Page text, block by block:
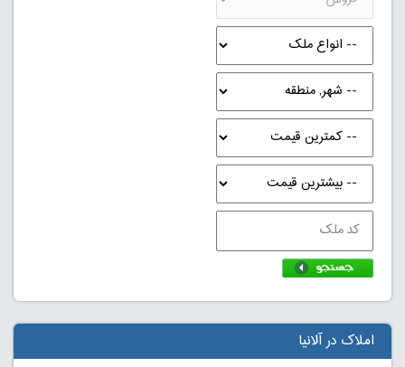
املاک در آلانیا